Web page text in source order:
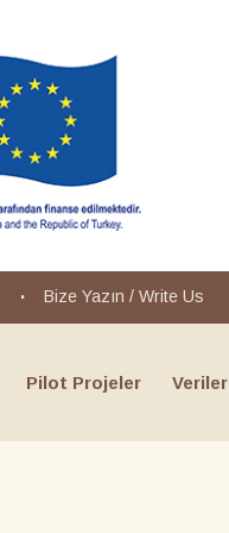
Bize Yazın / Write Us
Pilot Projeler Veriler